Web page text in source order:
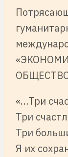
«…Три
Три
Три
Я их